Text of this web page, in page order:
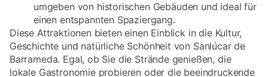
umgeben von historischen Gebäuden und ideal für
einen entspannten Spaziergang.
Diese Attraktionen bieten einen Einblick in die Kultur,
Geschichte und natürliche Schönheit von Sanlúcar de
Barrameda. Egal, ob Sie die Strände genießen, die
lokale Gastronomie probieren oder die beeindruckende